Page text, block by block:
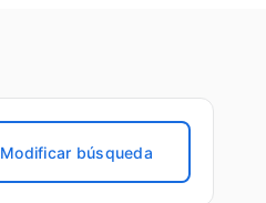
Modificar búsqueda